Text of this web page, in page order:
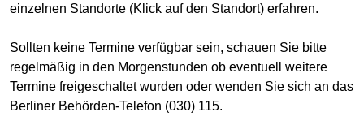
einzelnen Standorte (Klick auf den Standort) erfahren.
Sollten keine Termine verfügbar sein, schauen Sie bitte
regelmäßig in den Morgenstunden ob eventuell weitere
Termine freigeschaltet wurden oder wenden Sie sich an das
Berliner Behörden-Telefon (030) 115.